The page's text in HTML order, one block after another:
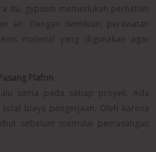
itu, gypsum memerlukan perhatian
air. Dengan demikian, perawatan
material yang digunakan agar
Plafon
sama pada setiap proyek. Ada
biaya pengerjaan. Oleh karena
sebelum memulai pemasangan